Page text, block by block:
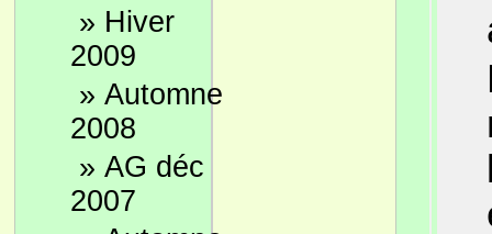
» Hiver
2009
» Automne
2008
» AG déc
2007